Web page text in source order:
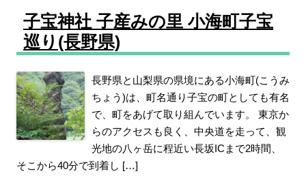
子宝神社 子産みの里 小海町子宝
巡り(長野県)
長野県と山梨県の県境にある小海町(こうみ
ちょう)は、町名通り子宝の町としても有名
で、町をあげて取り組んでいます。 東京か
らのアクセスも良く、中央道を走って、観
光地の八ヶ岳に程近い長坂ICまで2時間、
そこから40分で到着し […]